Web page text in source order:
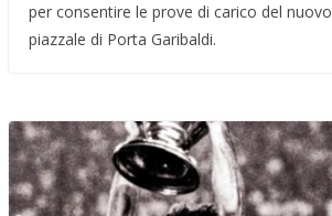
per consentire le prove di carico del nuovo
piazzale di Porta Garibaldi.